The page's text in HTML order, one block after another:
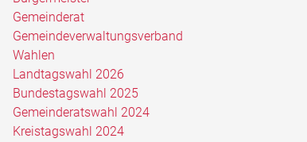
Gemeinderat
Gemeindeverwaltungsverband
Wahlen
Landtagswahl 2026
Bundestagswahl 2025
Gemeinderatswahl 2024
Kreistagswahl 2024